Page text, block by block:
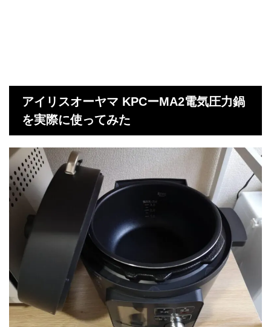
アイリスオーヤマ KPCーMA2電気圧力鍋
を実際に使ってみた